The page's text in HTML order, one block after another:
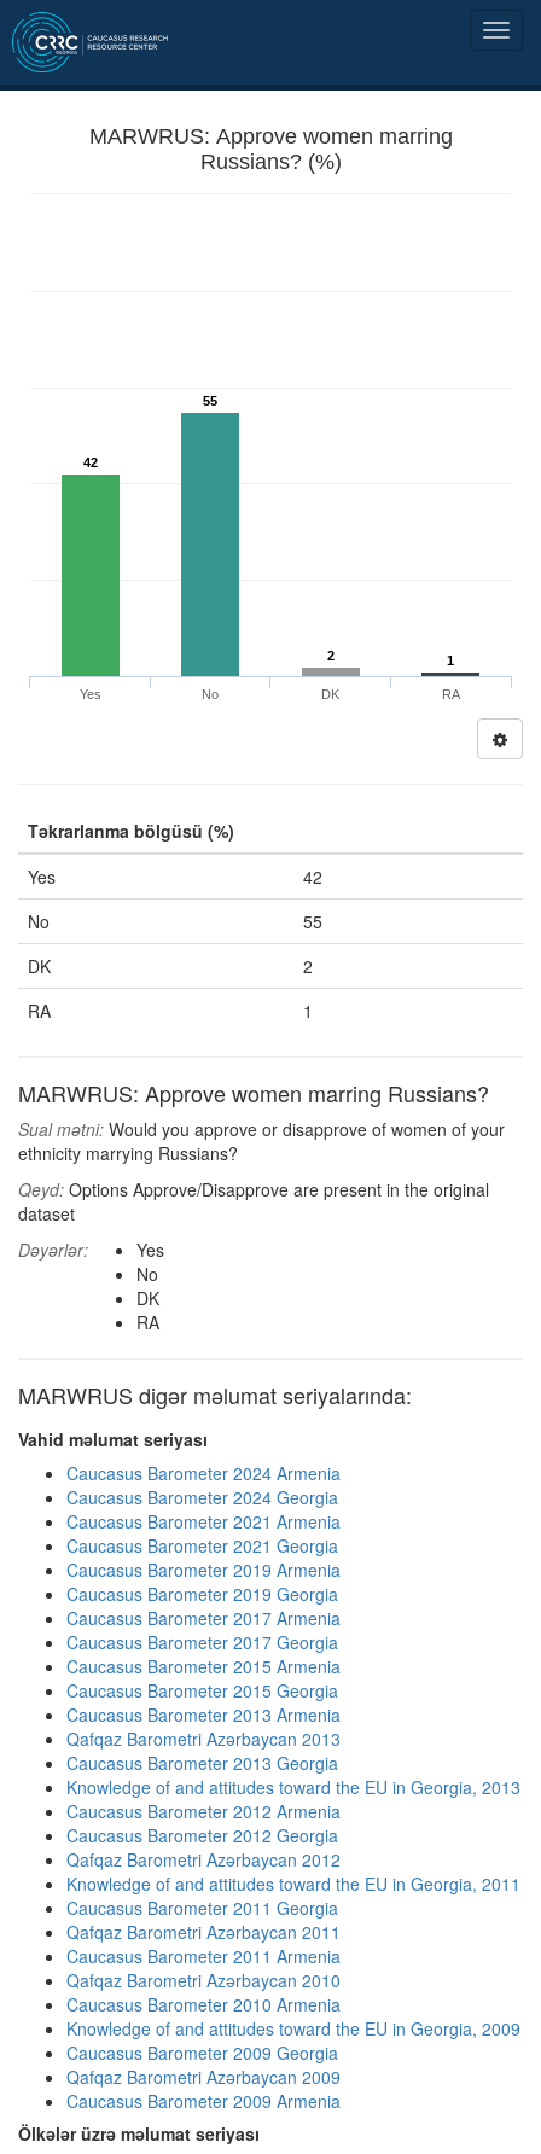
MARWRUS: Approve women marring
Russians? (%)
42
55
2 1
Yes No DK RA
Təkrarlanma bölgüsü (%)
Yes
42
No
55
DK
2
RA
1
MARWRUS: Approve women marring Russians?
Sual mətni: Would you approve or disapprove of women of your
ethnicity marrying Russians?
Qeyd: Options Approve/Disapprove are present in the original
dataset
Dəyərlər:
Yes
No
DK
RA
MARWRUS digər məlumat seriyalarında:
Vahid məlumat seriyası
Caucasus Barometer 2024 Armenia
Caucasus Barometer 2024 Georgia
Caucasus Barometer 2021 Armenia
Caucasus Barometer 2021 Georgia
Caucasus Barometer 2019 Armenia
Caucasus Barometer 2019 Georgia
Caucasus Barometer 2017 Armenia
Caucasus Barometer 2017 Georgia
Caucasus Barometer 2015 Armenia
Caucasus Barometer 2015 Georgia
Caucasus Barometer 2013 Armenia
Qafqaz Barometri Azərbaycan 2013
Caucasus Barometer 2013 Georgia
Knowledge of and attitudes toward the EU in Georgia, 2013
Caucasus Barometer 2012 Armenia
Caucasus Barometer 2012 Georgia
Qafqaz Barometri Azərbaycan 2012
Knowledge of and attitudes toward the EU in Georgia, 2011
Caucasus Barometer 2011 Georgia
Qafqaz Barometri Azərbaycan 2011
Caucasus Barometer 2011 Armenia
Qafqaz Barometri Azərbaycan 2010
Caucasus Barometer 2010 Armenia
Knowledge of and attitudes toward the EU in Georgia, 2009
Caucasus Barometer 2009 Georgia
Qafqaz Barometri Azərbaycan 2009
Caucasus Barometer 2009 Armenia
Ölkələr üzrə məlumat seriyası